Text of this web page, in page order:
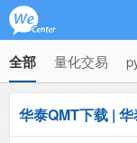
全部 量化交易
华泰QMT下载 |